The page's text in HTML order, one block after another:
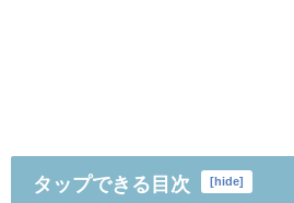
タップできる目次 hide